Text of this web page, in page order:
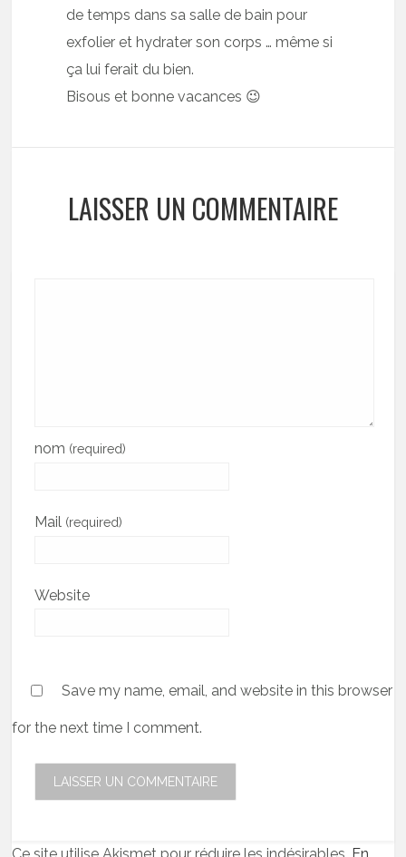
de temps dans sa salle de bain pour
exfolier et hydrater son corps … même si
ça lui ferait du bien.
Bisous et bonne vacances 😉
LAISSER UN COMMENTAIRE
nom (required)
Mail (required)
Website
Save my name, email, and website in this browser
for the next time I comment.